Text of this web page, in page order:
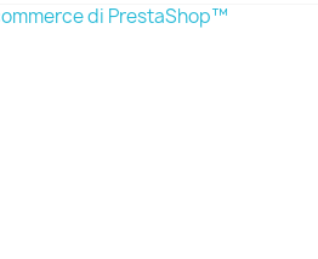
di PrestaShop™